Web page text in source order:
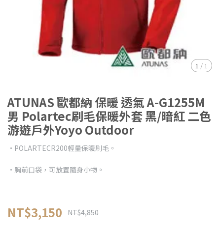
1 /1
ATUNAS 歐都納 保暖 透氣 A-G1255M
男 Polartec刷毛保暖外套 黑/暗紅 二色
游遊戶外Yoyo Outdoor
•POLARTECR200輕量保暖刷毛。
•胸前口袋，可放置隨身小物。
NT$3,150 NT$4,850